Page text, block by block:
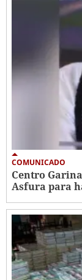
COMUNICADO
Centro
Asfura para